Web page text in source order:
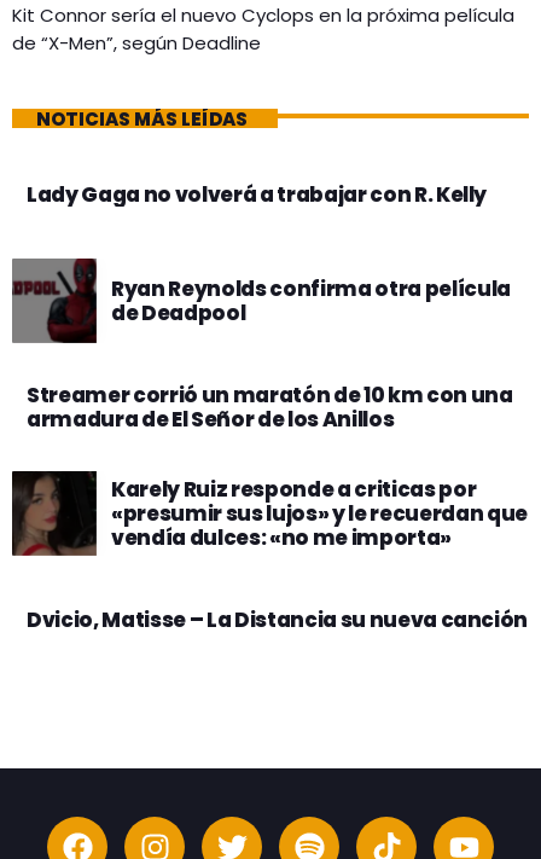
Kit Connor sería el nuevo Cyclops en la próxima película
de “X-Men”, según Deadline
NOTICIAS MÁS LEÍDAS
Lady Gaga no volverá a trabajar con R. Kelly
Ryan Reynolds confirma otra película
de Deadpool
Streamer corrió un maratón de 10 km con una
armadura de El Señor de los Anillos
Karely Ruiz responde a criticas por
«presumir sus lujos» y le recuerdan que
vendía dulces: «no me importa»
Dvicio, Matisse – La Distancia su nueva canción